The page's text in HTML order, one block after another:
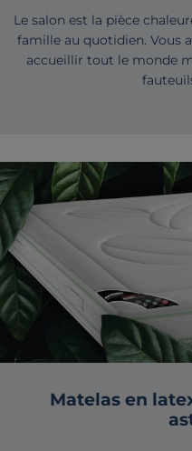
Le salon est la pièce
famille au quotidien. Vous
accueillir tout le monde
Matelas en